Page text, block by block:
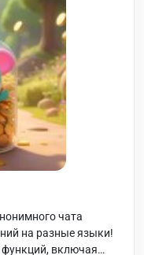
чата
на разные языки!
включая